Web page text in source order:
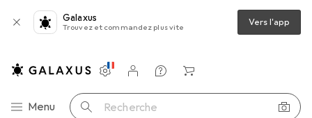
Galaxus
Trouvez et commandez plus vite Vers l'app
Navigation par catégorie
Menu Recherche
Paramètres
Compte client
Listes de comparaison
Listes d'envies
Panier